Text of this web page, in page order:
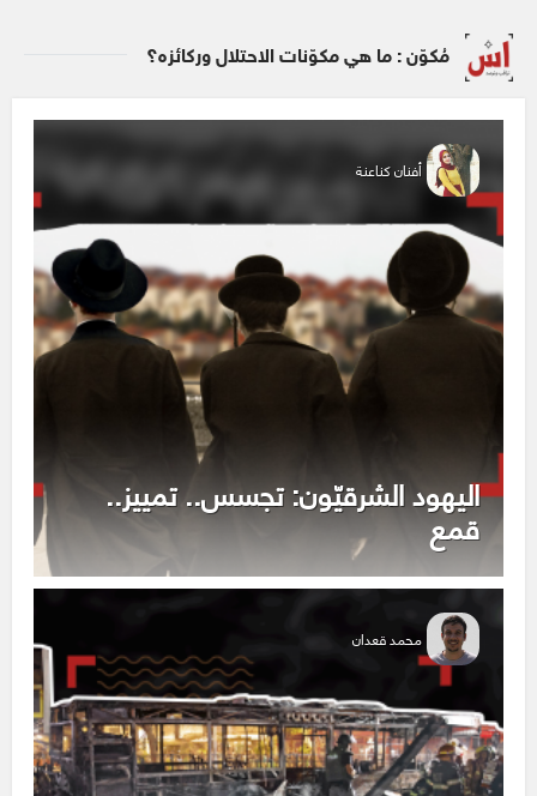
مُكوّن : ما هي مكوّنات الاحتلال وركائزه؟
أفنان كناعنة
اليهود الشرقيّون: تجسس.. تمييز..
قمع
محمد قعدان